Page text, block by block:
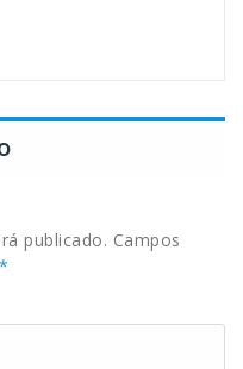
publicado. Campos
*